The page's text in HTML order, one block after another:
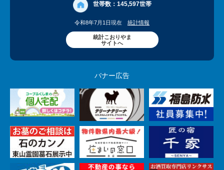
世帯数： 145,597世帯
令和8年7月1日現在 統計情報
統計こおりやま
サイトへ
バナー広告